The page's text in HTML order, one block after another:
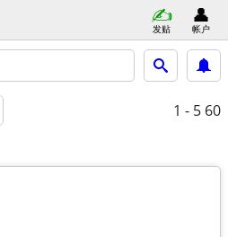
发贴 帐户
1 - 5 60